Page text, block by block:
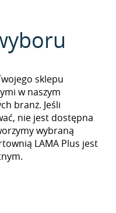
sklepu
w naszym
branż. Jeśli
nie jest dostępna
wybraną
LAMA Plus jest